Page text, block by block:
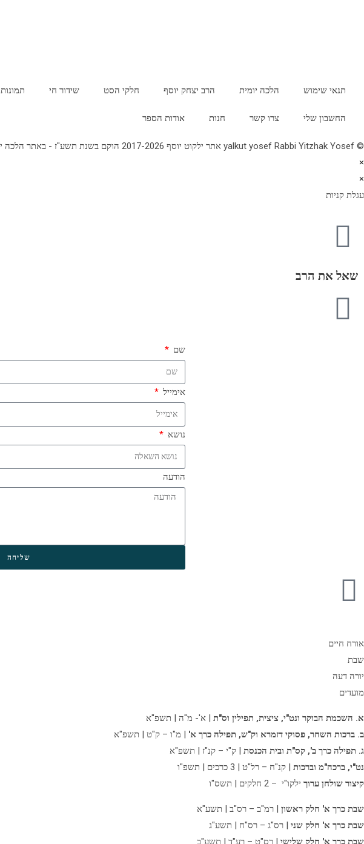
תנאי שימוש הלכה יומית הרב יצחק יוסף חלקי הסט שידור חי תמונות
החשבון שלי צרו קשר חנות אודות הספר
© yalkut yosef Rabbi Yitzhak Yosef אתר ילקוט יוסף 2017-2026 הוקם בשנת תשע"ז - באתר הלכה יומית • עלון עין יצחק • גלריה • ספרי מרן הראש"ל • השיעור השבועי 077-2249906
×
×
עגלת קניות
שאל את הרב
שם
אימייל
נושא
הודעה
שליחה
אורח חיים
שבת
יורה דעה
מועדים
א. השכמת הבוקר ונט"י, ציצית, תפילין וס"ת | א'- מ"ה | תשפ"א
ב. ברכות השחר, פסוקי דזמרא וק"ש, תפילה כרך א' | מ"ו – ק"ט | תשפ"א
ג. תפילה כרך ב', קס"ת ובית הכנסת | ק"י – קנ"ז | תשפ"א
נט"י, ברכה"מ וברכות | קנ"ח – רל"ט | 3 כרכים | תשפ"ו
קיצור שולחן ערוך ילקו"י – 2 חלקים | תשס"ו
שבת כרך א' חלק ראשון | רמ"ב – רס"ב | תשע"א
שבת כרך א' חלק שני | רס"ג – רס"ח | תשע"ג
שבת כרך א' חלק שלישי | רס"ט – רע"ד | תשע"ב